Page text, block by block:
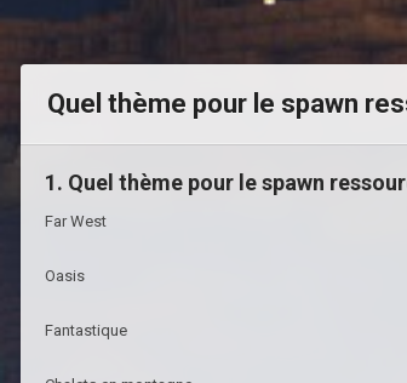
Quel thème pour le spawn
1. Quel thème pour le spawn
Far West
Oasis
Fantastique